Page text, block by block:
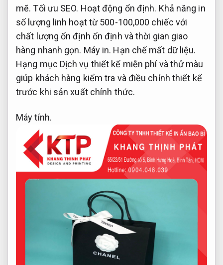
mẽ.Tối ưu SEO. Hoạt động ổn định. Khả năng in
số lượng linh hoạt từ 500-100,000 chiếc với
chất lượng ổn định ổn định và thời gian giao
hàng nhanh gọn. Máy in. Hạn chế mất dữ liệu.
Hạng mục Dịch vụ thiết kế miễn phí và thử màu
giúp khách hàng kiểm tra và điều chỉnh thiết kế
trước khi sản xuất chính thức.
Máy tính.